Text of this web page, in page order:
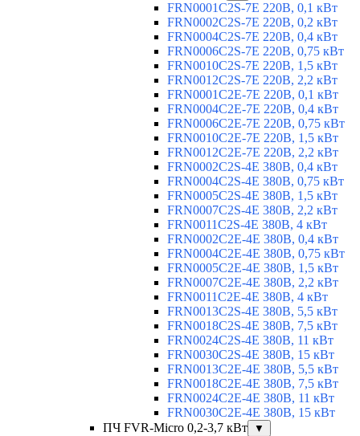
FRN0001C2S-7E 220В, 0,1 кВт
FRN0002C2S-7E 220В, 0,2 кВт
FRN0004C2S-7E 220В, 0,4 кВт
FRN0006C2S-7E 220В, 0,75 кВт
FRN0010C2S-7E 220В, 1,5 кВт
FRN0012C2S-7E 220В, 2,2 кВт
FRN0001C2E-7E 220В, 0,1 кВт
FRN0004C2E-7E 220В, 0,4 кВт
FRN0006C2E-7E 220В, 0,75 кВт
FRN0010C2E-7E 220В, 1,5 кВт
FRN0012C2E-7E 220В, 2,2 кВт
FRN0002C2S-4E 380В, 0,4 кВт
FRN0004C2S-4E 380В, 0,75 кВт
FRN0005C2S-4E 380В, 1,5 кВт
FRN0007C2S-4E 380В, 2,2 кВт
FRN0011C2S-4E 380В, 4 кВт
FRN0002C2E-4E 380В, 0,4 кВт
FRN0004C2E-4E 380В, 0,75 кВт
FRN0005C2E-4E 380В, 1,5 кВт
FRN0007C2E-4E 380В, 2,2 кВт
FRN0011C2E-4E 380В, 4 кВт
FRN0013C2S-4E 380В, 5,5 кВт
FRN0018C2S-4E 380В, 7,5 кВт
FRN0024C2S-4E 380В, 11 кВт
FRN0030C2S-4E 380В, 15 кВт
FRN0013C2E-4E 380В, 5,5 кВт
FRN0018C2E-4E 380В, 7,5 кВт
FRN0024C2E-4E 380В, 11 кВт
FRN0030C2E-4E 380В, 15 кВт
ПЧ FVR-Micro 0,2-3,7 кВт
▼